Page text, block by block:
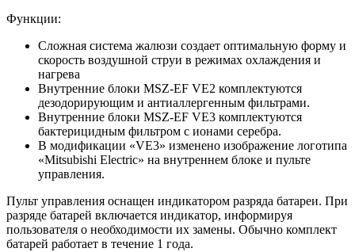
Функции:
Сложная система жалюзи создает оптимальную форму и
скорость воздушной струи в режимах охлаждения и
нагрева
Внутренние блоки MSZ-EF VE2 комплектуются
дезодорирующим и антиаллергенным фильтрами.
Внутренние блоки MSZ-EF VE3 комплектуются
бактерицидным фильтром с ионами серебра.
В модификации «VE3» изменено изображение логотипа
«Mitsubishi Electric» на внутреннем блоке и пульте
управления.
Пульт управления оснащен индикатором разряда батареи. При
разряде батарей включается индикатор, информируя
пользователя о необходимости их замены. Обычно комплект
батарей работает в течение 1 года.